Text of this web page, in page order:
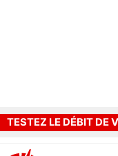
TESTEZ LE DÉBIT DE